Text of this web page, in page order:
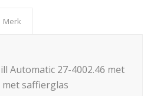
Merk
Automatic 27-4002.46 met
met saffierglas